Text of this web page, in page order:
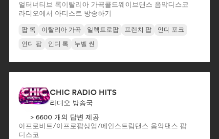
얼터너티브 록이탈리아 가곡콜드웨이브댄스 음악디스코
라디오에서 아티스트 방송하기
팝 록 이탈리아 가곡 일렉트로팝 프렌치 팝
인디 포크
인디 팝
인디 록 누벨 씬
CHIC RADIO HITS
라디오 방송국
> 6600 개의 답변 제공
아프로비트/아프로팝상업/메인스트림댄스 음악댄스 팝
디스코